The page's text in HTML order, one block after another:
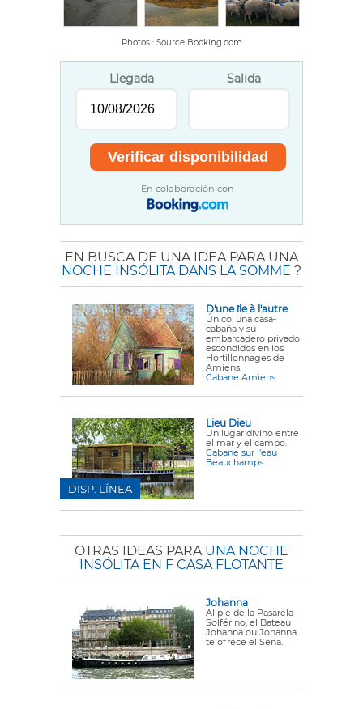
Photos : Source Booking.com
Llegada Salida
En colaboración con
EN BUSCA DE UNA IDEA PARA UNA
NOCHE INSÓLITA DANS LA SOMME ?
D'une île à l'autre
Único: una casa-
cabaña y su
embarcadero privado
escondidos en los
Hortillonnages de
Amiens.
Cabane Amiens
Lieu Dieu
Un lugar divino entre
el mar y el campo.
Cabane sur l'eau
Beauchamps
DISP. LÍNEA
OTRAS IDEAS PARA UNA NOCHE
INSÓLITA EN F CASA FLOTANTE
Johanna
Al pie de la Pasarela
Solférino, el Bateau
Johanna ou Johanna
te ofrece el Sena.